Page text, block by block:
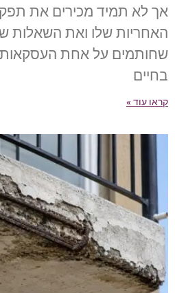
אך לא תמיד מכירים את
האחריות שלו ואת השאלות
שחותמים על אחת העסקאות
בחיים
קראו עוד »